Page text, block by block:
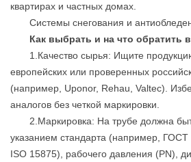
квартирах и частных домах.
Системы снегования и
Как выбрать и на что обратить
1.Качество сырья: Ищите
европейских или проверенных
(например, Uponor, Rehau, Valtec).
аналогов без четкой маркировки.
2.Маркировка: На трубе должна
указанием стандарта (например,
ISO 15875), рабочего давления (PN),